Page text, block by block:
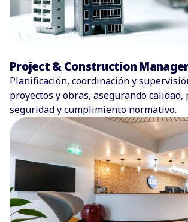
Project & Construction
Planificación, coordinación y
proyectos y obras, asegurando calidad,
seguridad y cumplimiento normativo.